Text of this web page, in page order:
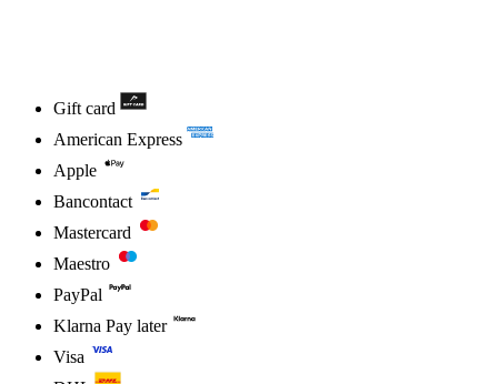
Gift card
American Express
Apple
Bancontact
Mastercard
Maestro
PayPal
Klarna Pay later
Visa